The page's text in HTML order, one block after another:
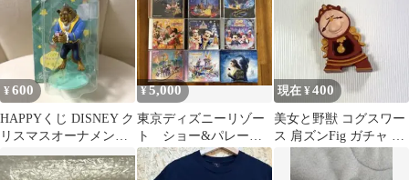
¥600
HAPPYくじ DISNEY ク
リスマスオーナメント
くじ2020 野獣
¥5,000
東京ディズニーリゾー
ト ショー&パレー
ド CD9枚まとめ売り
現在 ¥400
美女と野獣 コグスワー
ス 肩ズンFig ガチャ フ
ィギュア ディズニー